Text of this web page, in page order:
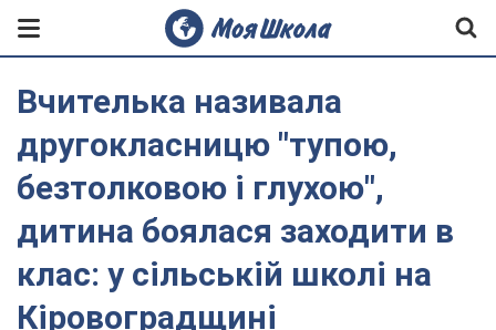
Вчителька називала
другокласницю "тупою,
безтолковою і глухою",
дитина боялася заходити в
клас: у сільській школі на
Кіровоградщині